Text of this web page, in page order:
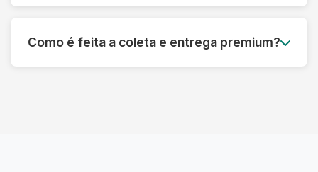
50.000 por peça.
oferecemos serviço express com prazo
reduzido mediante consulta.
Como é feita a coleta e entrega premium?